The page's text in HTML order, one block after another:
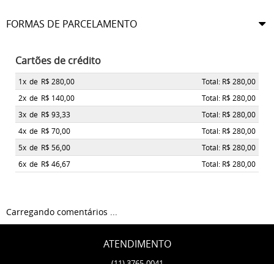
FORMAS DE PARCELAMENTO
Cartões de crédito
1x de R$ 280,00
Total: R$ 280,00
2x de R$ 140,00
Total: R$ 280,00
3x de R$ 93,33
Total: R$ 280,00
4x de R$ 70,00
Total: R$ 280,00
5x de R$ 56,00
Total: R$ 280,00
6x de R$ 46,67 Total: R$ 280,00
Carregando comentários ...
ATENDIMENTO